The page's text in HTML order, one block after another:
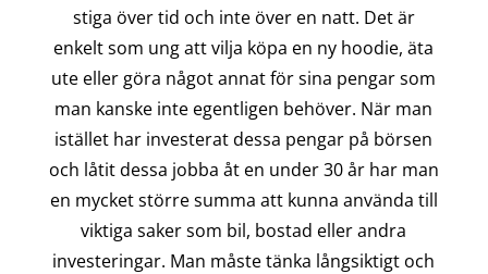
stiga över tid och inte över en natt. Det är
enkelt som ung att vilja köpa en ny hoodie, äta
ute eller göra något annat för sina pengar som
man kanske inte egentligen behöver. När man
istället har investerat dessa pengar på börsen
och låtit dessa jobba åt en under 30 år har man
en mycket större summa att kunna använda till
viktiga saker som bil, bostad eller andra
investeringar. Man måste tänka långsiktigt och